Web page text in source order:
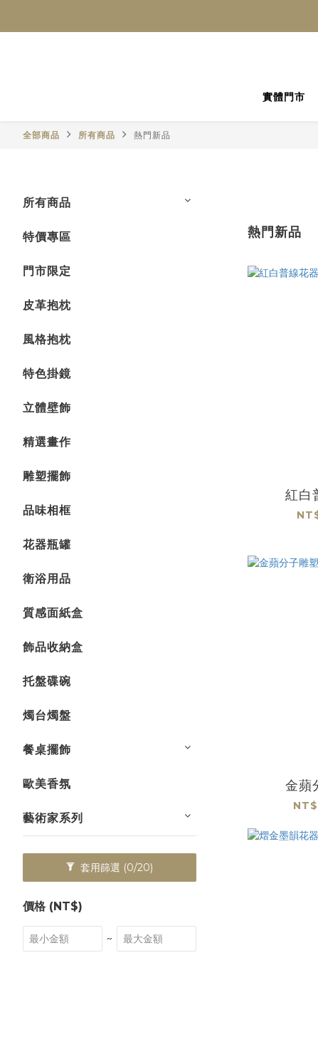
實體門市
全部商品 所有商品 熱門新品
所有商品
特價專區
門市限定
皮革抱枕
風格抱枕
特色掛鏡
立體壁飾
精選畫作
雕塑擺飾
品味相框
花器瓶罐
衛浴用品
質感面紙盒
飾品收納盒
托盤碟碗
燭台燭盤
餐桌擺飾
歐美香氛
藝術家系列
套用篩選 (0/20)
價格 (NT$)
~
熱門新品
紅白
金蘋